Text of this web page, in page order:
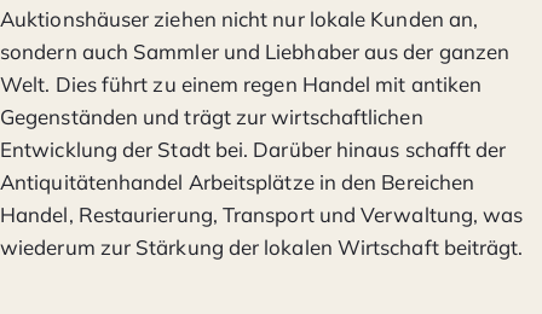
Auktionshäuser ziehen nicht nur lokale Kunden an,
sondern auch Sammler und Liebhaber aus der ganzen
Welt. Dies führt zu einem regen Handel mit antiken
Gegenständen und trägt zur wirtschaftlichen
Entwicklung der Stadt bei. Darüber hinaus schafft der
Antiquitätenhandel Arbeitsplätze in den Bereichen
Handel, Restaurierung, Transport und Verwaltung, was
wiederum zur Stärkung der lokalen Wirtschaft beiträgt.